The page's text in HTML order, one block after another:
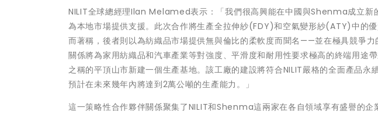
NILIT全球總經理Ilan Melamed表示：「我們很高興能在中國與Shenma成立新
為本地市場提供支援。此次合作將生產全拉伸紗(FDY)和空氣變形紗(ATY)中的
而著稱，後者則以為紡織品市場提供無與倫比的柔軟度而聞名——並在極具競爭
關係將為家用紡織品和汽車產業等對強度、平滑度和耐用性要求極高的終端用途
之稱的平頂山市新建一個生產基地。該工廠的建設將符合NILIT嚴格的全面產品永
預計在未來幾年內將達到2萬公噸的生產能力。」
這一策略性合作夥伴關係聚集了NILIT和Shenma這兩家在各自領域享有盛譽的企